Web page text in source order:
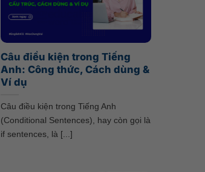
Câu điều kiện trong Tiếng
Anh: Công thức, Cách dùng &
Ví dụ
Câu điều kiện trong Tiếng Anh
(Conditional Sentences), hay còn gọi là
if sentences, là [...]